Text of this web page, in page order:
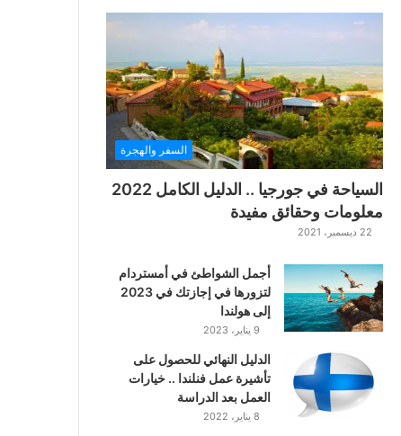
ب
ر
ب
ا
ل
ت
ت
ا
ر
ا
ل
ا
س
ي
السفر والهجرة
السياحة في جورجيا .. الدليل الكامل 2022
معلومات وحقائق مفيدة
22 ديسمبر، 2021
أجمل الشواطئ في أمستردام
لتزورها في إجازتك في 2023
إلى هولندا
9 يناير، 2023
الدليل النهائي للحصول على
تأشيرة عمل فنلندا .. خيارات
العمل بعد الدراسة
8 يناير، 2022